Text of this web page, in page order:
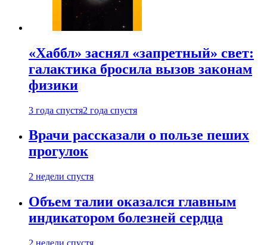
«Хаббл» заснял «запретный» свет:
галактика бросила вызов законам
физики
3 года спустя2 года спустя
Врачи рассказали о пользе пеших
прогулок
2 недели спустя
Объем талии оказался главным
индикатором болезней сердца